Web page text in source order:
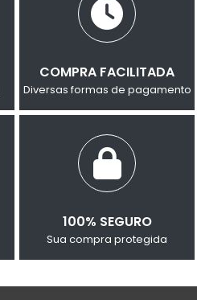
COMPRA FACILITADA
Diversas formas de pagamento
100% SEGURO
Sua compra protegida